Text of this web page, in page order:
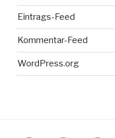
Eintrags-Feed
Kommentar-Feed
WordPress.org